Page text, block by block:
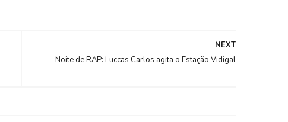
NEXT
Noite de RAP: Luccas Carlos agita o Estação Vidigal